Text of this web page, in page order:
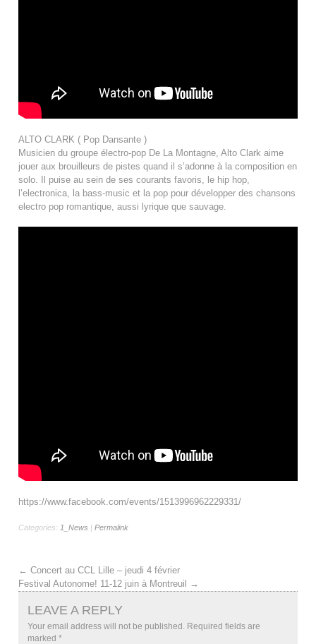
ALTO CLARK ( Pop Dansante )
Musicien du groupe électro-pop De La Montagne, Alto Clark aime
jouer aux brouilleurs de pistes quand il s’adonne à la composition en
solo. Il puise au sein de ses courants favoris, le hip hop,
l’electronica, la bass-music et la pop pour développer des chansons
electro pop romantique, aussi lyrique que sauvage.
https://www.facebook.com/events/1513996962229331/
Categories: 1_News | Permalink
← Concert au CCL Lille – jeudi 4 février
Festival Autonome! 11-12 juin à Montreuil →
LEAVE A REPLY
Your email address will not be published.
Required fields are
marked *